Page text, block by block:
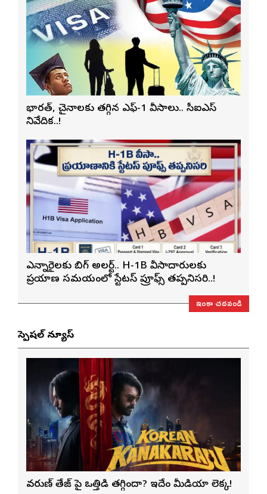
భారత్, చైనాలకు తగ్గిన ఎఫ్-1 వీసాలు.. సీఐఎస్
నివేదిక..!
ఎన్నారైలకు బిగ్ అలర్ట్.. H-1B వీసాదారులకు
ప్రయాణ సమయంలో స్టేటస్ ప్రూఫ్స్ తప్పనిసరి..!
ఇంకా చదవండి
స్పెషల్ న్యూస్
వరుణ్ తేజ్‌ పై ఒత్తిడి తగ్గిందా? ఇదేం మీడియా లెక్క!